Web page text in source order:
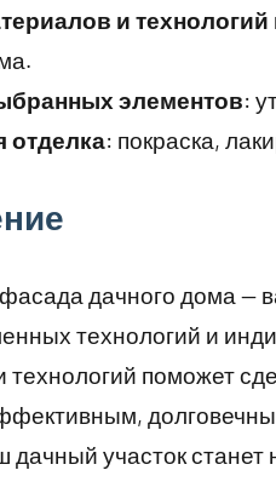
и технологий
элементов:
: покраска,
дачного дома —
технологий и
технологий поможет
дачный участок